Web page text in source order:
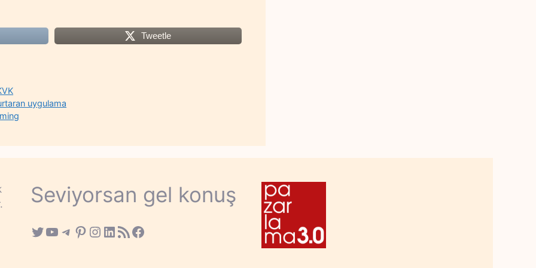
Tweetle
uygulama
Seviyorsan gel konuş
Twitter
YouTube
Telegram
Pinterest
Instagram
LinkedIn
RSS FeedFacebook